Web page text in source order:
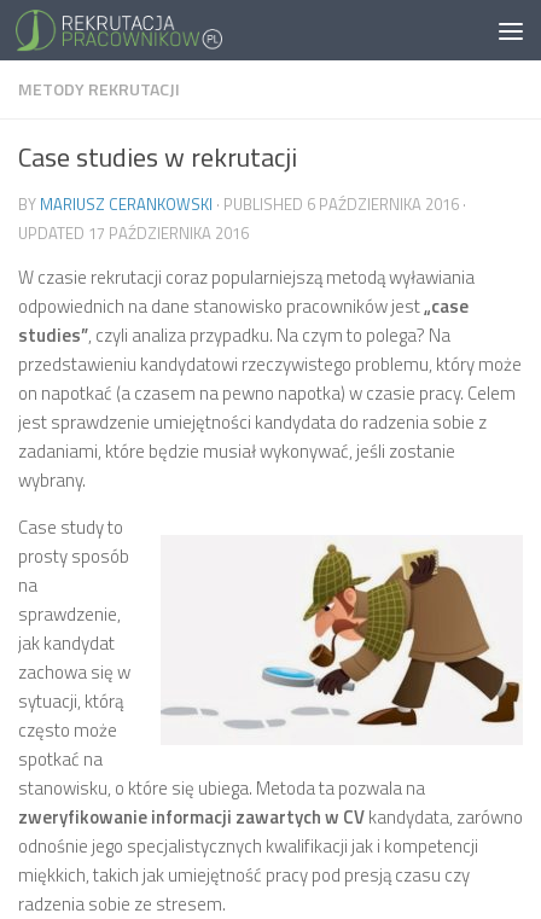
METODY REKRUTACJI
Case studies w rekrutacji
BY MARIUSZ CERANKOWSKI · PUBLISHED 6 PAŹDZIERNIKA 2016 ·
UPDATED 17 PAŹDZIERNIKA 2016
W czasie rekrutacji coraz popularniejszą metodą wyławiania
odpowiednich na dane stanowisko pracowników jest„case
studies”, czyli analiza przypadku. Na czym to polega? Na
przedstawieniu kandydatowi rzeczywistego problemu, który może
on napotkać (a czasem na pewno napotka) w czasie pracy. Celem
jest sprawdzenie umiejętności kandydata do radzenia sobie z
zadaniami, które będzie musiał wykonywać, jeśli zostanie
wybrany.
Case study to
prosty sposób
na
sprawdzenie,
jak kandydat
zachowa się w
sytuacji, którą
często może
spotkać na
stanowisku, o które się ubiega. Metoda ta pozwala na
zweryfikowanie informacji zawartych w CVkandydata, zarówno
odnośnie jego specjalistycznych kwalifikacji jak i kompetencji
miękkich, takich jak umiejętność pracy pod presją czasu czy
radzenia sobie ze stresem.